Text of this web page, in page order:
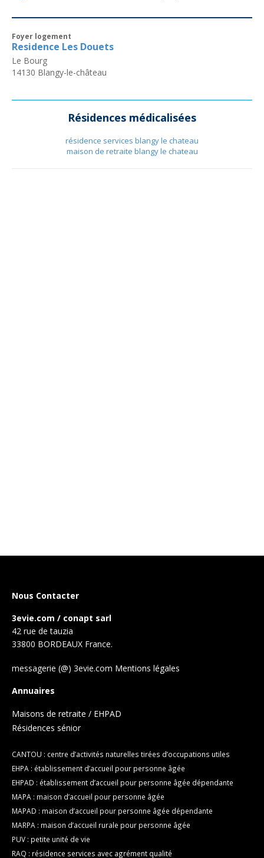
Foyer logement
Residence Les Douets
Le Bourg
14130 Blangy-le-château
Résidences médicalisées
résidence services blangy le chateau
maison de retraite blangy le chateau
Nous Contacter
3evie.com / conapt sarl
42 rue de tauzia
33800 BORDEAUX France.
messagerie (@) 3evie.com Mentions légales
Annuaires
Maisons de retraite / EHPAD
Résidences sénior
CANTOU : centre d’activités naturelles tirées d’occupations utiles
EHPA : établissement d’accueil pour personne âgée
EHPAD : établissement d’accueil pour personne âgée dépendante
MAPA : maison d’accueil pour personne âgée
MAPAD : maison d’accueil pour personne âgée dépendante
MARPA : maison d’accueil rurale pour personne âgée
PUV : petite unité de vie
RAQ : résidence services avec agrément qualité